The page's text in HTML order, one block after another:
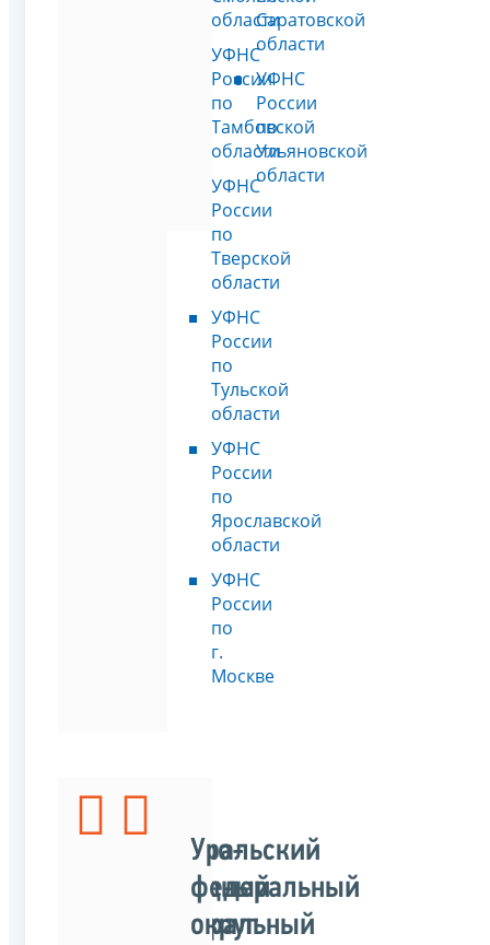
области
УФНС
России
по
Тамбовской
области
УФНС
России
по
Тверской
области
УФНС
России
по
Тульской
области
УФНС
России
по
Ярославской
области
УФНС
России
по
г.
Москве
Саратовской
области
УФНС
России
по
Ульяновской
области
Северо-
Западный
федеральный
Уральский
федеральный
округ